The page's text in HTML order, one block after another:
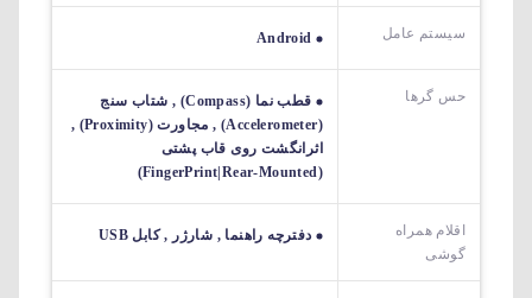
سیستم عامل Android
حس گرها
قطب نما (Compass) , شتاب سنج
(Accelerometer) , مجاورت (Proximity) ,
اثرانگشت روی قاب پشتی
(FingerPrint|Rear-Mounted)
اقلام همراه
گوشی
دفترچه راهنما , شارژر , کابل USB